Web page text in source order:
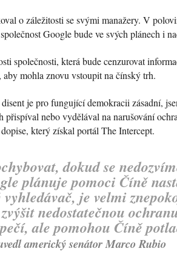
o záležitosti se svými manažery. V
Google bude ve svých plánech i
společnosti, která bude cenzurovat
mohla znovu vstoupit na čínský trh.
je pro fungující demokracii zásadní,
přispíval nebo vydělával na narušování
který získal portál The Intercept.
dokud se
plánuje pomoci Číně
vyhledávač, je velmi
nedostatečnou
ale pomohou Číně
americký senátor Marco Rubio